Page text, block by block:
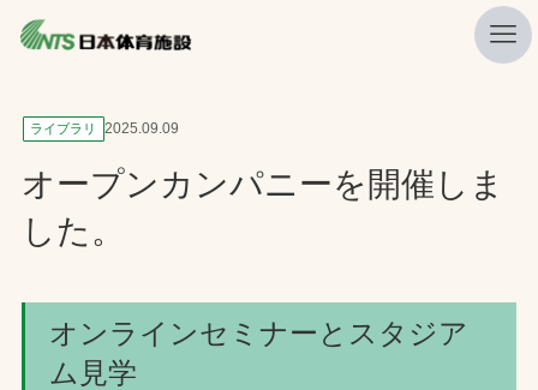
私たちの強み
ニュース
プレスリリース
施工・管理実績一覧
ライブラリ 2025.09.09
オープンカンパニーを開催しま
した。
オンラインセミナーとスタジア
ム見学